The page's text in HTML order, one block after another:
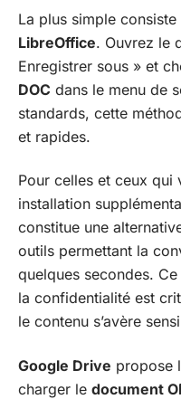
La plus simple
LibreOffice. Ouvrez le
Enregistrer sous » et
DOC dans le menu de
standards, cette
et rapides.
Pour celles et ceux qui
installation
constitue une
outils permettant la
quelques secondes.
la confidentialité est
le contenu s’avère
Google Drive propose
charger le document